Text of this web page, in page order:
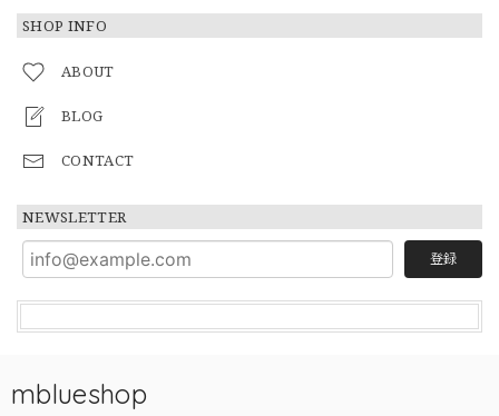
SHOP INFO
ABOUT
BLOG
CONTACT
NEWSLETTER
登録
mblueshop